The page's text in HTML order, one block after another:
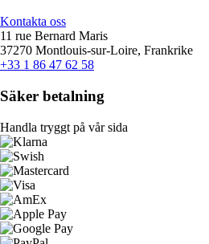
Kontakta oss
11 rue Bernard Maris
37270 Montlouis-sur-Loire, Frankrike
+33 1 86 47 62 58
Säker betalning
Handla tryggt på vår sida